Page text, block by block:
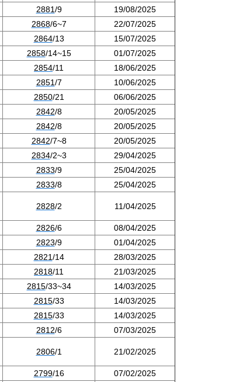
2881/9
19/08/2025
2868/6~7
22/07/2025
2864/13
15/07/2025
2858/14~15
01/07/2025
2854/11
18/06/2025
2851/7
10/06/2025
2850/21
06/06/2025
2842/8
20/05/2025
2842/8
20/05/2025
2842/7~8
20/05/2025
2834/2~3
29/04/2025
2833/9
25/04/2025
2833/8 25/04/2025
2828/2 11/04/2025
2826/6
08/04/2025
2823/9
01/04/2025
2821/14
28/03/2025
2818/11
21/03/2025
2815/33~34
14/03/2025
2815/33
14/03/2025
2815/33
14/03/2025
2812/6 07/03/2025
2806/1 21/02/2025
2799/16
07/02/2025